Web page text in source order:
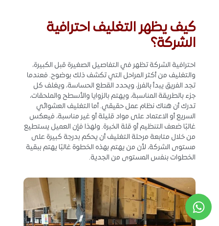
كيف يظهر التغليف احترافية
الشركة؟
احترافية الشركة تظهر في التفاصيل الصغيرة قبل الكبيرة،
والتغليف من أكثر المراحل التي تكشف ذلك بوضوح. فعندما
تجد الفريق يبدأ بالفرز، ويحدد القطع الحساسة، ويغلف كل
جزء بالطريقة المناسبة، ويهتم بالزوايا والأسطح والملحقات،
تدرك أن هناك نظام عمل حقيقي. أما التغليف العشوائي
السريع أو الاعتماد على مواد قليلة أو غير مناسبة، فيعكس
غالبًا ضعف التنظيم أو قلة الخبرة. ولهذا فإن العميل يستطيع
من خلال متابعة مرحلة التغليف أن يحكم بدرجة كبيرة على
مستوى الشركة، لأن من يهتم بهذه الخطوة غالبًا يهتم ببقية
الخطوات بنفس المستوى من الجدية.